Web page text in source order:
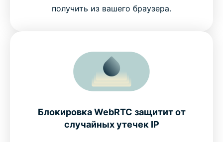
получить из вашего браузера.
Блокировка WebRTC защитит от
случайных утечек IP